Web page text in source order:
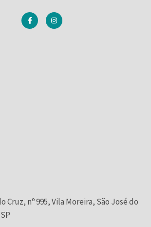
Cruz, nº 995, Vila Moreira, São José do